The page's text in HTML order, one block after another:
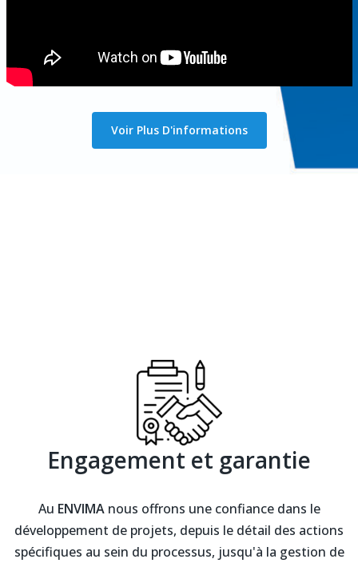
Voir Plus D'informations
Engagement et garantie
Au ENVIMAnous offrons une confiance dans le
développement de projets, depuis le détail des actions
spécifiques au sein du processus, jusqu'à la gestion de